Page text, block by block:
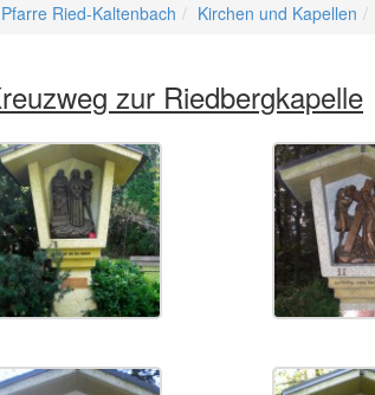
Pfarre Ried-Kaltenbach Kirchen und Kapellen
zur Riedbergkapelle